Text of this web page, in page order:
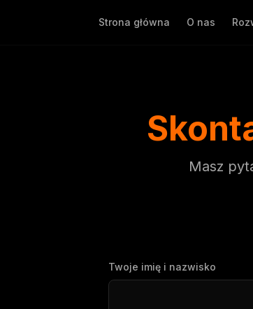
Strona główna O nas
Masz
Twoje imię i nazwisko